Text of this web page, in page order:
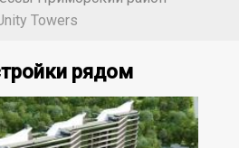
Towers
рядом